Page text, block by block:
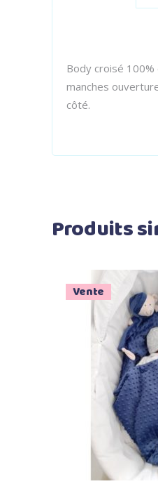
Body croisé 100%
manches
côté.
Produits
Vente
Ajouter